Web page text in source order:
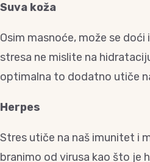
Suva koža
Osim masnoće, može se
stresa ne mislite na
optimalna to dodatno utiče
Herpes
Stres utiče na naš imunitet i
branimo od virusa kao što je